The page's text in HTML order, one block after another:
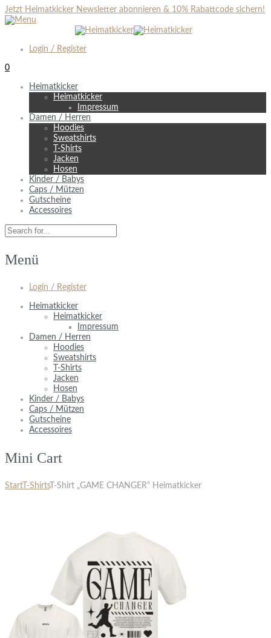
Jetzt Heimatkicker Newsletter abonnieren & 10% Rabattcode sichern!
Login / Register
0
Heimatkicker
Heimatkicker
Impressum
Damen / Herren
Hoodies
Sweatshirts
T-Shirts
Jacken
Hosen
Kinder / Babys
Caps / Mützen
Gutscheine
Accessoires
Menü
Login / Register
Heimatkicker
Heimatkicker
Impressum
Damen / Herren
Hoodies
Sweatshirts
T-Shirts
Jacken
Hosen
Kinder / Babys
Caps / Mützen
Gutscheine
Accessoires
Mini Cart
StartT-ShirtsT-Shirt „GAME CHANGER“ Heimatkicker